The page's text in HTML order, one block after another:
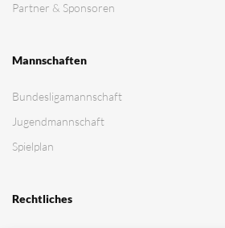
Partner & Sponsoren
Mannschaften
Bundesligamannschaft
Jugendmannschaft
Spielplan
Rechtliches